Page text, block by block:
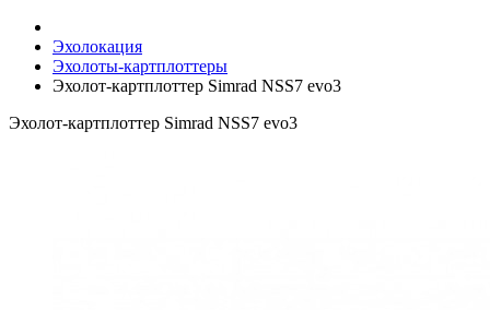
Эхолокация
Эхолоты-картплоттеры
Эхолот-картплоттер Simrad NSS7 evo3
Эхолот-картплоттер Simrad NSS7 evo3